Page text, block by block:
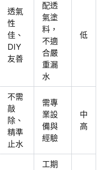
透氣
性
佳、
DIY
友善
配透
氣塗
料，
不適
合嚴
重漏
水
低
不需
敲
除、
精準
止水
需專
業設
備與
經驗
中
高
工期